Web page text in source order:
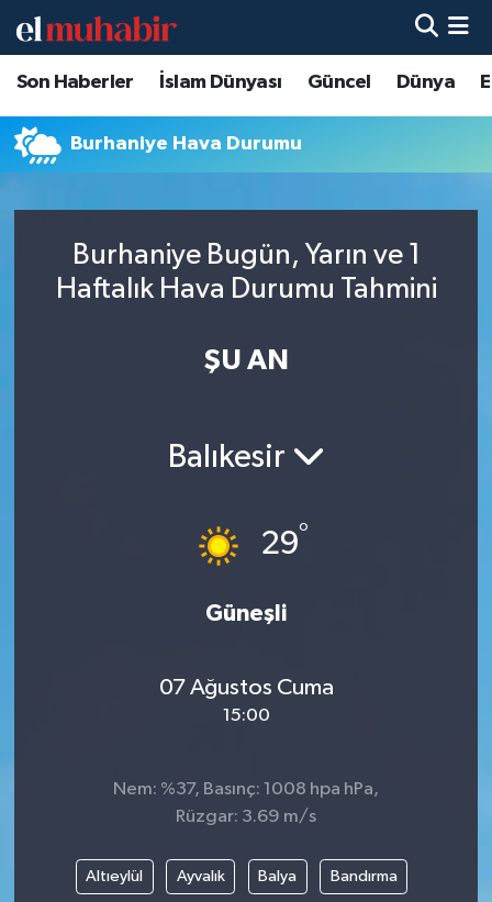
Son Haberler İslam Dünyası Güncel Dünya
Burhaniye Hava Durumu
Burhaniye Bugün, Yarın ve 1
Haftalık Hava Durumu Tahmini
ŞU AN
Balıkesir
29°
Güneşli
07 Ağustos Cuma
15:00
Nem: %37, Basınç: 1008 hpa hPa,
Rüzgar: 3.69 m/s
Altıeylül Ayvalık Balya Bandırma
Hava Durumu
Trafik Durumu
Tüm Manşetler